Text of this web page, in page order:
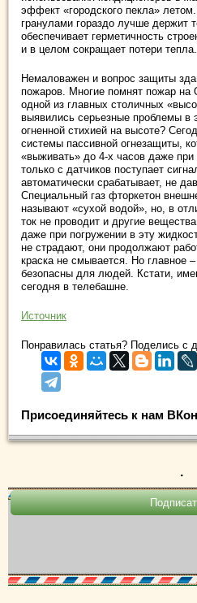
эффект «городского пекла»
гранулами гораздо лучше держит
обеспечивает герметичность
и в целом сокращает потери тепла.
Немаловажен и вопрос защиты
пожаров. Многие помнят пожар на
одной из главных столичных
выявились серьезные проблемы в
огненной стихией на высоте?
системы пассивной огнезащиты,
«выживать» до 4-х часов даже
только с датчиков поступает
автоматически срабатывает, не
Специальный газ фторкетон
называют «сухой водой», но, в
ток не проводит и другие
даже при погружении в эту
не страдают, они продолжают
краска не смывается. Но главное
безопасны для людей. Кстати,
сегодня в телебашне.
Источник
Понравилась статья? Поделись с
Присоединяйтесь к нам
.